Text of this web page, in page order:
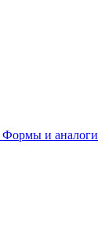
Формы и аналоги